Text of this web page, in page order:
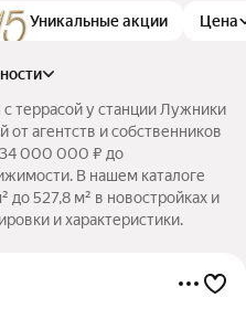
Уникальные акции Цена
террасой у станции Лужники
агентств и собственников
34 000 000 ₽ до
В нашем каталоге
527,8 м² в новостройках и
и характеристики.